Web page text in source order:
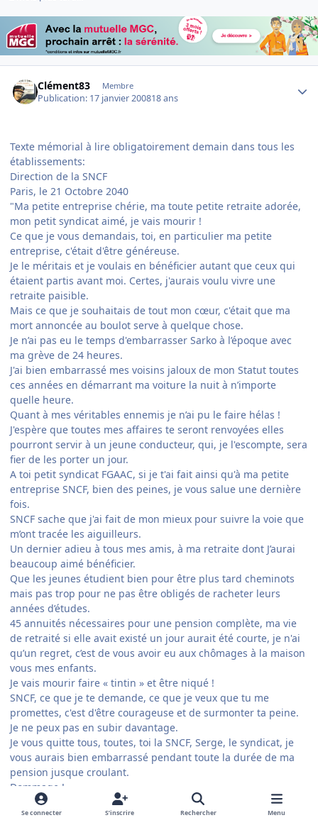
Clément83 Membre
Publication: 17 janvier 200818 ans
Texte mémorial à lire obligatoirement demain dans tous les
établissements:
Direction de la SNCF
Paris, le 21 Octobre 2040
"Ma petite entreprise chérie, ma toute petite retraite adorée,
mon petit syndicat aimé, je vais mourir !
Ce que je vous demandais, toi, en particulier ma petite
entreprise, c'était d'être généreuse.
Je le méritais et je voulais en bénéficier autant que ceux qui
étaient partis avant moi. Certes, j'aurais voulu vivre une
retraite paisible.
Mais ce que je souhaitais de tout mon cœur, c'était que ma
mort annoncée au boulot serve à quelque chose.
Je n’ai pas eu le temps d'embarrasser Sarko à l’époque avec
ma grève de 24 heures.
J'ai bien embarrassé mes voisins jaloux de mon Statut toutes
ces années en démarrant ma voiture la nuit à n’importe
quelle heure.
Quant à mes véritables ennemis je n’ai pu le faire hélas !
J'espère que toutes mes affaires te seront renvoyées elles
pourront servir à un jeune conducteur, qui, je l'escompte, sera
fier de les porter un jour.
A toi petit syndicat FGAAC, si je t'ai fait ainsi qu'à ma petite
entreprise SNCF, bien des peines, je vous salue une dernière
fois.
SNCF sache que j'ai fait de mon mieux pour suivre la voie que
m’ont tracée les aiguilleurs.
Un dernier adieu à tous mes amis, à ma retraite dont J’aurai
beaucoup aimé bénéficier.
Que les jeunes étudient bien pour être plus tard cheminots
mais pas trop pour ne pas être obligés de racheter leurs
années d’études.
45 annuités nécessaires pour une pension complète, ma vie
de retraité si elle avait existé un jour aurait été courte, je n'ai
qu’un regret, c’est de vous avoir eu aux chômages à la maison
vous mes enfants.
Je vais mourir faire « tintin » et être niqué !
SNCF, ce que je te demande, ce que je veux que tu me
promettes, c'est d'être courageuse et de surmonter ta peine.
Je ne peux pas en subir davantage.
Je vous quitte tous, toutes, toi la SNCF, Serge, le syndicat, je
vous aurais bien embarrassé pendant toute la durée de ma
pension jusque croulant.
Dommage !
Votre collègue conducteur qui vous aime"
Guy San Moquait,
Se connecter S’inscrire Rechercher Menu